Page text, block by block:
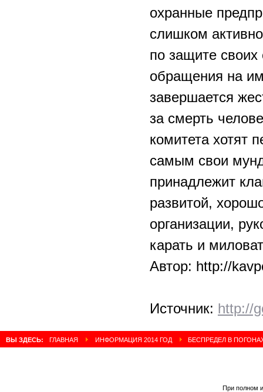
охранные
слишком
по защите своих
обращения на
завершается
за смерть
комитета хотят
самым свои
принадлежит
развитой,
организации,
карать и
Автор: http://
Источник: http://
ВЫ ЗДЕСЬ: ГЛАВНАЯ ИНФОРМАЦИЯ 2014 ГОД БЕСПРЕДЕЛ В
При полном